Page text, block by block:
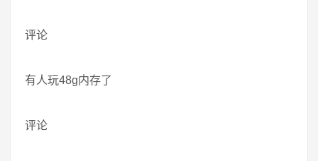
评论
有人玩48g内存了
评论